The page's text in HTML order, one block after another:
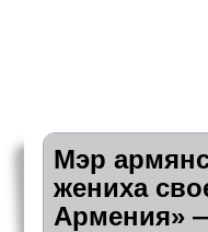
Мэр
жениха
Армения»